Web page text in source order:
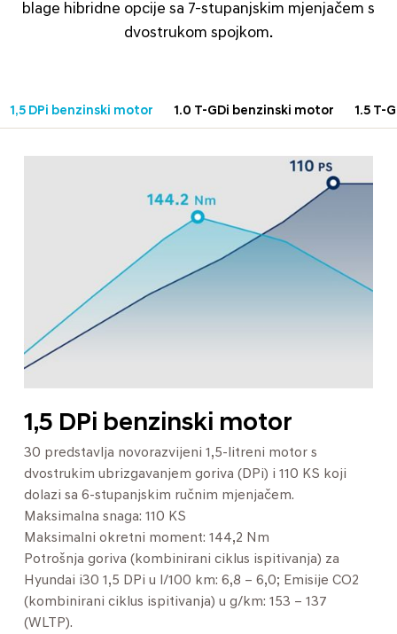
blage hibridne opcije sa 7-stupanjskim mjenjačem s
dvostrukom spojkom.
1,5 DPi benzinski motor 1.0 T-GDi benzinski motor 1.5 T-
1,5 DPi benzinski motor
30 predstavlja novorazvijeni 1,5-litreni motor s
dvostrukim ubrizgavanjem goriva (DPi) i 110 KS koji
dolazi sa 6-stupanjskim ručnim mjenjačem.
Maksimalna snaga: 110 KS
Maksimalni okretni moment: 144,2 Nm
Potrošnja goriva (kombinirani ciklus ispitivanja) za
Hyundai i30 1,5 DPi u l/100 km: 6,8 – 6,0; Emisije CO2
(kombinirani ciklus ispitivanja) u g/km: 153 – 137
(WLTP).